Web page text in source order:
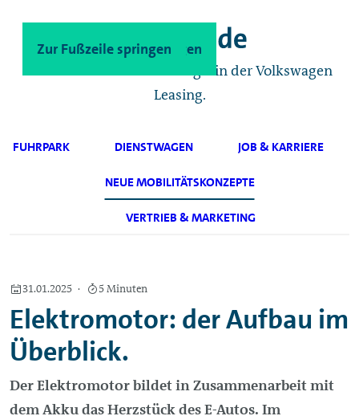
Zum Hauptinhalt springen
Zur Fußzeile springen
Das Geschäftskunden-Magazin der Volkswagen
Leasing.
FUHRPARK DIENSTWAGEN JOB & KARRIERE
NEUE MOBILITÄTSKONZEPTE
VERTRIEB & MARKETING
31.01.2025 5 Minuten
Elektromotor: der Aufbau im
Überblick.
Der Elektromotor bildet in Zusammenarbeit mit
dem Akku das Herzstück des E-Autos. Im